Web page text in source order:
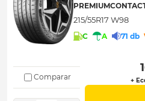
215/55R17 W98
C A 71 db
Comparar +